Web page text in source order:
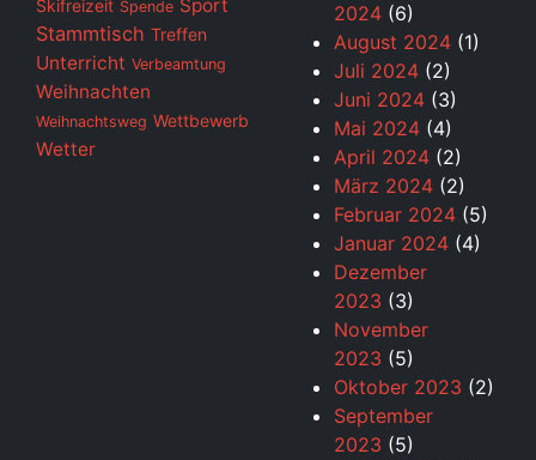
Skifreizeit Spende Sport
Stammtisch Treffen
Unterricht Verbeamtung
Weihnachten
Weihnachtsweg Wettbewerb
Wetter
2024 (6)
August 2024 (1)
Juli 2024 (2)
Juni 2024 (3)
Mai 2024 (4)
April 2024 (2)
März 2024 (2)
Februar 2024 (5)
Januar 2024 (4)
Dezember
2023 (3)
November
2023 (5)
Oktober 2023 (2)
September
2023 (5)